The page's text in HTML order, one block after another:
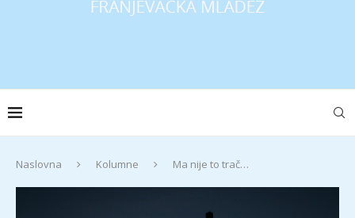
Naslovna Kolumne Ma nije to trač…